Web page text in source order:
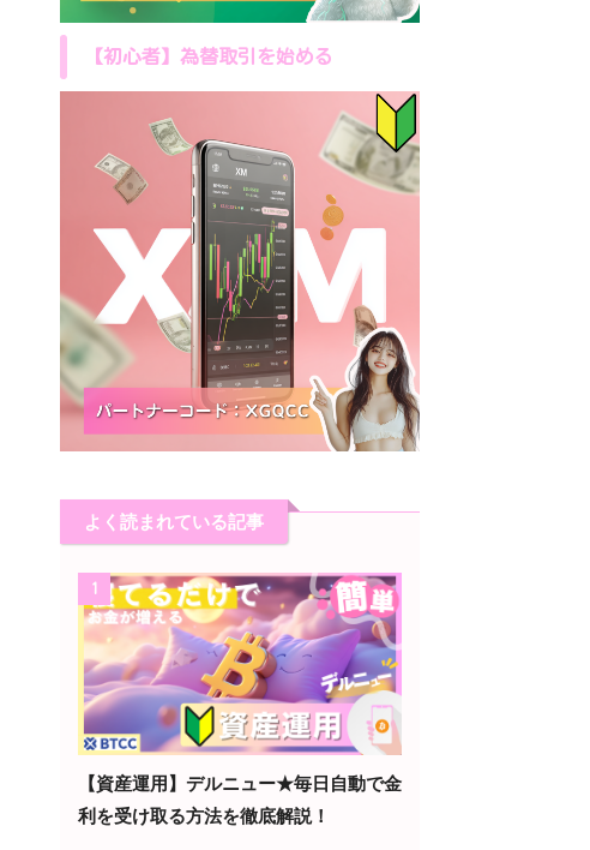
【初心者】為替取引を始める
よく読まれている記事
1
【資産運用】デルニュー★毎日自動で金
利を受け取る方法を徹底解説！